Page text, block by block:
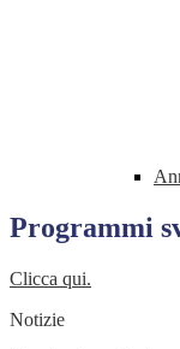
Programmi
Clicca qui.
Notizie